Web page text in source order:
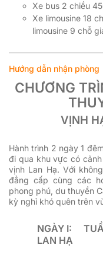
Xe bus 2 chiều
Xe limousine 18
limousine 9 chỗ
Hướng dẫn nhận phòng
CHƯƠNG
VỊNH
Hành trình 2 ngày 1
đi qua khu vực có
vịnh Lan Hạ. Với
đẳng cấp cùng các
phong phú, du thuyền
kỳ nghỉ khó quên trên
NGÀY I:
LAN HẠ